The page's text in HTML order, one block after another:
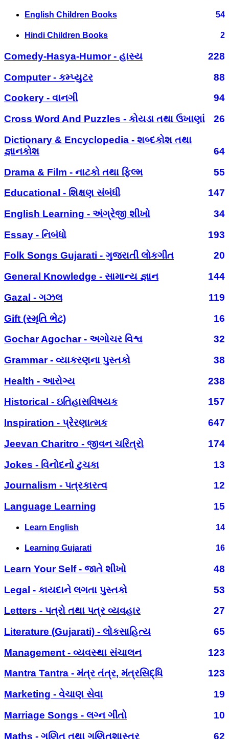
English Children Books 54
Hindi Children Books 2
Comedy-Hasya-Humor - હાસ્ય
228
Computer - કમ્પ્યુટર
88
Cookery - વાનગી
94
Cross Word And Puzzles - કોયડા તથા ઉખાણાં
26
Dictionary & Encyclopedia - શબ્દકોશ તથા
જ્ઞાનકોશ
64
Drama & Film - નાટકો તથા ફિલ્મ
55
Educational - શિક્ષણ સંબંધી
147
English Learning - અંગ્રેજી શીખો
34
Essay - નિબંધો
193
Folk Songs Gujarati - ગુજરાતી લોકગીત
20
General Knowledge - સામાન્ય જ્ઞાન
144
Gazal - ગઝલ
119
Gift (સ્મૃતિ ભેટ)
16
Gochar Agochar - અગોચર વિશ્વ
32
Grammar - વ્યાકરણના પુસ્તકો
38
Health - આરોગ્ય
238
Historical - ઇતિહાસવિષયક
157
Inspiration - પ્રેરણાત્મક
647
Jeevan Charitro - જીવન ચરિત્રો
174
Jokes - વિનોદનો ટુચકા
13
Journalism - પત્રકારત્વ
12
Language Learning
15
Learn English 14
Learning Gujarati 16
Learn Your Self - જાતે શીખો
48
Legal - કાયદાને લગતા પુસ્તકો
53
Letters - પત્રો તથા પત્ર વ્યવહાર
27
Literature (Gujarati) - લોકસાહિત્ય
65
Management - વ્યવસ્થા સંચાલન
123
Mantra Tantra - મંત્ર તંત્ર, મંત્રસિદ્ધિ
123
Marketing - વેચાણ સેવા
19
Marriage Songs - લગ્ન ગીતો
10
Maths - ગણિત તથા ગણિતશાસ્ત્ર
62